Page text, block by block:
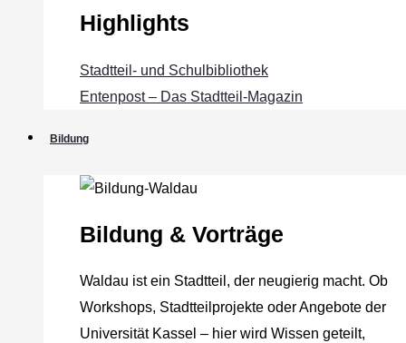
Highlights
Stadtteil- und Schulbibliothek
Entenpost – Das Stadtteil-Magazin
Bildung
Bildung & Vorträge
Waldau ist ein Stadtteil, der neugierig macht. Ob
Workshops, Stadtteilprojekte oder Angebote der
Universität Kassel – hier wird Wissen geteilt,